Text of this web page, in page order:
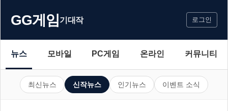
GG게임기대작 로그인
뉴스 모바일 PC게임 온라인 커뮤니티
최신뉴스 신작뉴스 인기뉴스 이벤트 소식